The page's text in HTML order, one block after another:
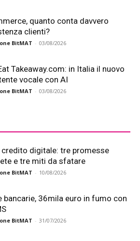
quanto conta davvero
clienti?
BitMAT - 03/08/2026
Takeaway.com: in Italia il nuovo
vocale con AI
BitMAT - 03/08/2026
credito digitale: tre promesse
e tre miti da sfatare
BitMAT - 10/08/2026
bancarie, 36mila euro in fumo con
BitMAT - 31/07/2026